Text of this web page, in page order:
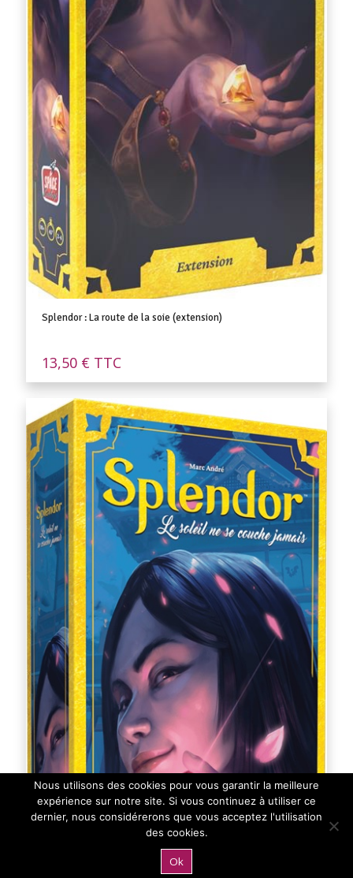
Splendor : La route de la soie (extension)
13,50 € TTC
Nous utilisons des cookies pour vous garantir la meilleure
expérience sur notre site. Si vous continuez à utiliser ce
dernier, nous considérerons que vous acceptez l'utilisation
des cookies.
Ok